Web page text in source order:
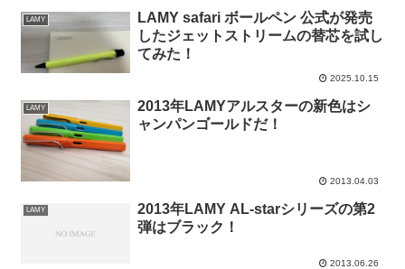
LAMY
LAMY safari ボールペン 公式が発売
したジェットストリームの替芯を試し
てみた！
2025.10.15
LAMY
2013年LAMYアルスターの新色はシ
ャンパンゴールドだ！
2013.04.03
LAMY
2013年LAMY AL-starシリーズの第2
弾はブラック！
2013.06.26